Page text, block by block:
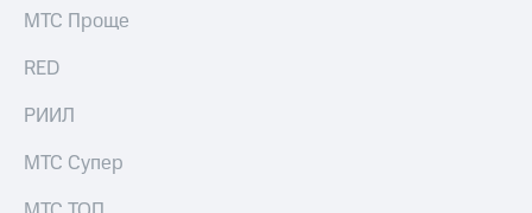
МТС Проще
RED
РИИЛ
МТС Супер